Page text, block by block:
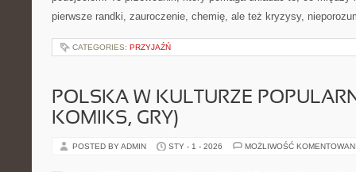
pierwsze randki, zauroczenie, chemię, ale też kryzysy,
CATEGORIES: PRZYJAŹŃ
POLSKA W KULTURZE
KOMIKS, GRY)
POSTED BY ADMIN STY - 1 - 2026 MOŻLIWOŚĆ